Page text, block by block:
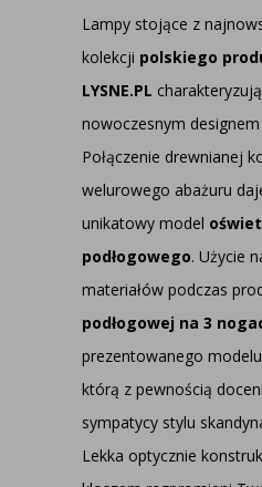
Lampy stojące z
kolekcji polskiego
LYSNE.PL
nowoczesnym
Połączenie drewnianej
welurowego abażuru
unikatowy model
podłogowego. Użycie
materiałów podczas
podłogowej na 3
prezentowanego
którą z pewnością
sympatycy stylu
Lekka optycznie